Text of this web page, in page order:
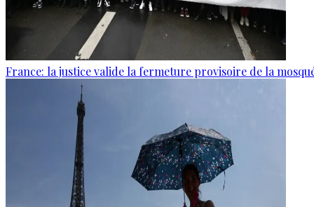
France: la justice valide la fermeture provisoire de la